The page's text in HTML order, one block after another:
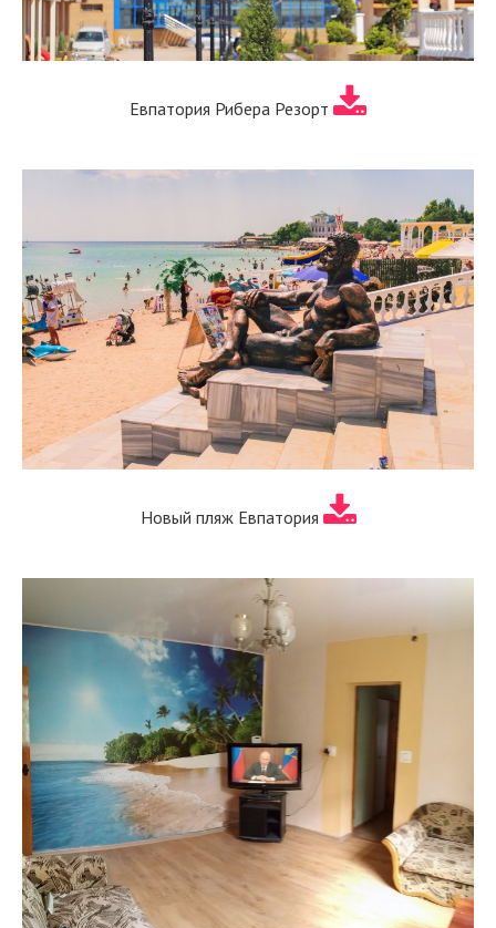
Евпатория Рибера Резорт
Новый пляж Евпатория